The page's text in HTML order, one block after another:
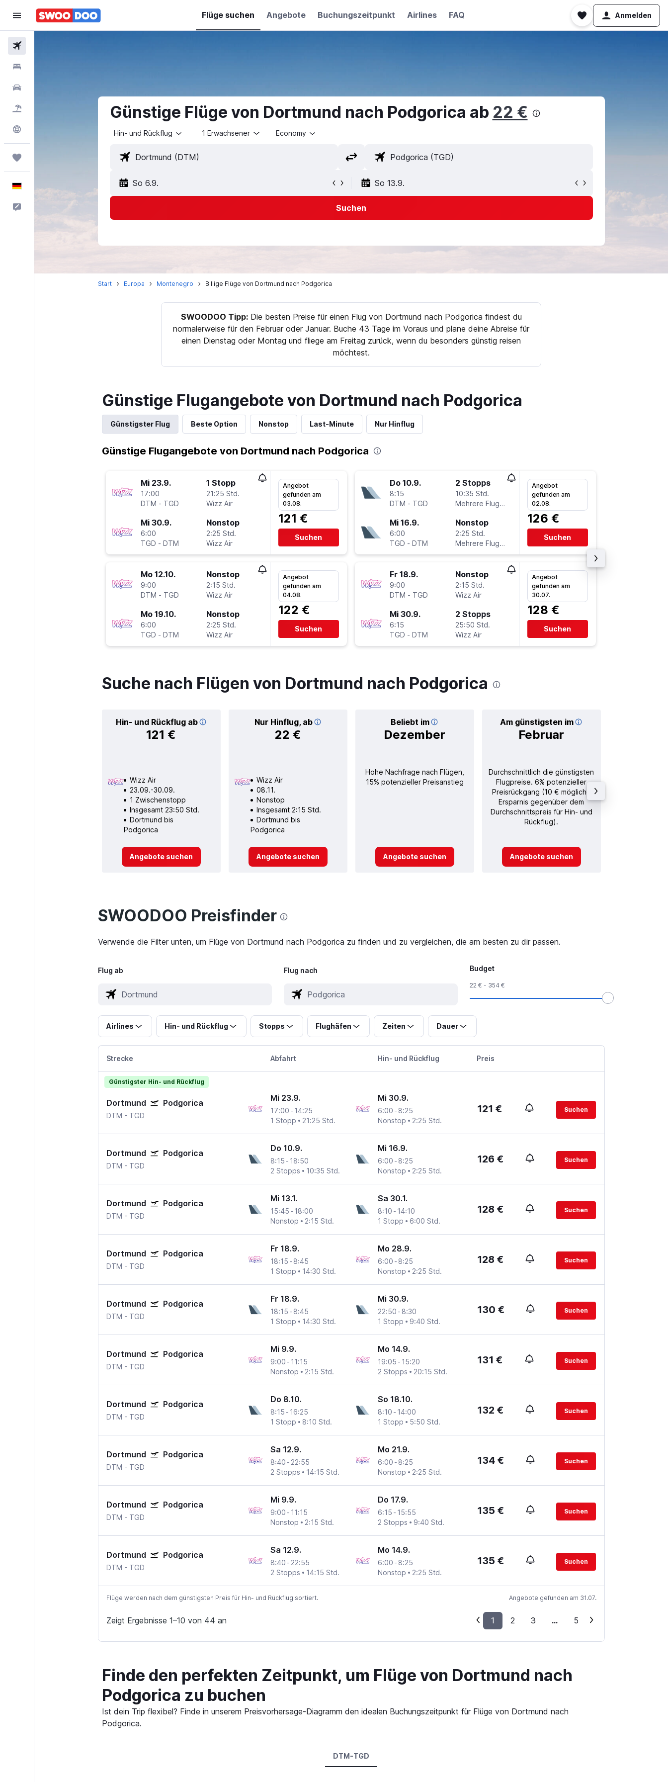
Flüge suchen Angebote Buchungszeitpunkt Airlines FAQ Anmelden
Günstige Flüge von Dortmund nach Podgorica ab 22 €
Hin- und Rückflug 1 Erwachsener Economy
So 6.9. So 13.9.
Suchen
Start Europa Montenegro Billige Flüge von Dortmund nach Podgorica
SWOODOO Tipp:Die besten Preise für einen Flug von Dortmund nach Podgorica findest du
normalerweise für den Februar oder Januar. Buche 43 Tage im Voraus und plane deine Abreise für
einen Dienstag oder Montag und fliege am Freitag zurück, wenn du besonders günstig reisen
möchtest.
Günstige Flugangebote von Dortmund nach Podgorica
Günstigster Flug Beste Option Nonstop Last-Minute Nur Hinflug
Günstige Flugangebote von Dortmund nach Podgorica
Mi 23.9.
17:00
DTM - TGD
1 Stopp
21:25 Std.
Wizz Air
Mi 30.9.
6:00
TGD - DTM
Nonstop
2:25 Std.
Wizz Air
Angebot
gefunden am
03.08.
121 €
Suchen
Mo 12.10.
9:00
DTM - TGD
Nonstop
2:15 Std.
Wizz Air
Mo 19.10.
6:00
TGD - DTM
Nonstop
2:25 Std.
Wizz Air
Angebot
gefunden am
04.08.
122 €
Suchen
Do 10.9.
8:15
DTM - TGD
2 Stopps
10:35 Std.
Mehrere Fluglinien
Mi 16.9.
6:00
TGD - DTM
Nonstop
2:25 Std.
Mehrere Fluglinien
Angebot
gefunden am
02.08.
126 €
Suchen
Fr 18.9.
9:00
DTM - TGD
Nonstop
2:15 Std.
Wizz Air
Mi 30.9.
6:15
TGD - DTM
2 Stopps
25:50 Std.
Wizz Air
Angebot
gefunden am
30.07.
128 €
Suchen
Suche nach Flügen von Dortmund nach Podgorica
Hin- und Rückflug ab
121 €
Nur Hinflug, ab
22 €
Beliebt im
Dezember
Am günstigsten im
Februar
Wizz Air
23.09.-30.09.
1 Zwischenstopp
Insgesamt 23:50 Std.
Dortmund bis
Podgorica
Angebote suchen
Wizz Air
08.11.
Nonstop
Insgesamt 2:15 Std.
Dortmund bis
Podgorica
Angebote suchen
Hohe Nachfrage nach Flügen,
15% potenzieller Preisanstieg
Angebote suchen
Durchschnittlich die günstigsten
Flugpreise. 6% potenzieller
Preisrückgang (10 € mögliche
Ersparnis gegenüber dem
Durchschnittspreis für Hin- und
Rückflug).
Angebote suchen
SWOODOO Preisfinder
Verwende die Filter unten, um Flüge von Dortmund nach Podgorica zu finden und zu vergleichen, die am besten zu dir passen.
Flug ab Flug nach Budget
22 € - 354 €
Airlines Hin- und Rückflug Stopps Flughäfen Zeiten Dauer
Strecke Abfahrt Hin- und Rückflug Preis
Günstigster Hin- und Rückflug
Dortmund Podgorica
DTM - TGD
Mi 23.9.
17:00 - 14:25
1 Stopp
21:25 Std.
Mi 30.9.
6:00 - 8:25
Nonstop
2:25 Std.
121 € Suchen
Dortmund Podgorica
DTM - TGD
Do 10.9.
8:15 - 18:50
2 Stopps
10:35 Std.
Mi 16.9.
6:00 - 8:25
Nonstop
2:25 Std.
126 € Suchen
Dortmund Podgorica
DTM - TGD
Mi 13.1.
15:45 - 18:00
Nonstop
2:15 Std.
Sa 30.1.
8:10 - 14:10
1 Stopp
6:00 Std.
128 € Suchen
Dortmund Podgorica
DTM - TGD
Fr 18.9.
18:15 - 8:45
1 Stopp
14:30 Std.
Mo 28.9.
6:00 - 8:25
Nonstop
2:25 Std.
128 € Suchen
Dortmund Podgorica
DTM - TGD
Fr 18.9.
18:15 - 8:45
1 Stopp
14:30 Std.
Mi 30.9.
22:50 - 8:30
1 Stopp
9:40 Std.
130 € Suchen
Dortmund Podgorica
DTM - TGD
Mi 9.9.
9:00 - 11:15
Nonstop
2:15 Std.
Mo 14.9.
19:05 - 15:20
2 Stopps
20:15 Std.
131 € Suchen
Dortmund Podgorica
DTM - TGD
Do 8.10.
8:15 - 16:25
1 Stopp
8:10 Std.
So 18.10.
8:10 - 14:00
1 Stopp
5:50 Std.
132 € Suchen
Dortmund Podgorica
DTM - TGD
Sa 12.9.
8:40 - 22:55
2 Stopps
14:15 Std.
Mo 21.9.
6:00 - 8:25
Nonstop
2:25 Std.
134 € Suchen
Dortmund Podgorica
DTM - TGD
Mi 9.9.
9:00 - 11:15
Nonstop
2:15 Std.
Do 17.9.
6:15 - 15:55
2 Stopps
9:40 Std.
135 € Suchen
Dortmund Podgorica
DTM - TGD
Sa 12.9.
8:40 - 22:55
2 Stopps
14:15 Std.
Mo 14.9.
6:00 - 8:25
Nonstop
2:25 Std.
135 € Suchen
Flüge werden nach dem günstigsten Preis für Hin- und Rückflug sortiert. Angebote gefunden am 31.07.
Zeigt Ergebnisse 1–10 von 44 an 1 2 3 ... 5
Finde den perfekten Zeitpunkt, um Flüge von Dortmund nach
Podgorica zu buchen
Ist dein Trip flexibel? Finde in unserem Preisvorhersage-Diagramm den idealen Buchungszeitpunkt für Flüge von Dortmund nach
Podgorica.
DTM-TGD